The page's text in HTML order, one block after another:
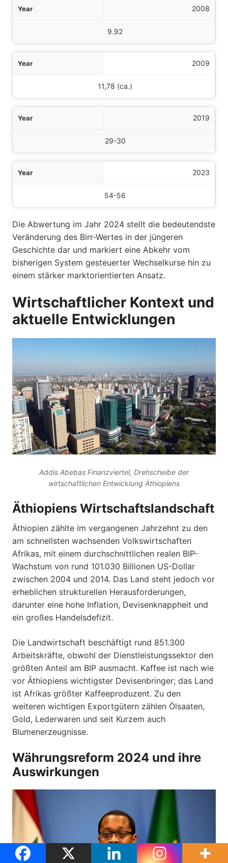
2008
9.92
2009
11,78 (ca.)
2019
29-30
2023
54-56
Die Abwertung im Jahr 2024 stellt die bedeutendste
Veränderung des Birr-Wertes in der jüngeren
Geschichte dar und markiert eine Abkehr vom
bisherigen System gesteuerter Wechselkurse hin zu
einem stärker marktorientierten Ansatz.
Wirtschaftlicher Kontext und
aktuelle Entwicklungen
Addis Abebas Finanzviertel, Drehscheibe der
wirtschaftlichen Entwicklung Äthiopiens
Äthiopiens Wirtschaftslandschaft
Äthiopien zählte im vergangenen Jahrzehnt zu den
am schnellsten wachsenden Volkswirtschaften
Afrikas, mit einem durchschnittlichen realen BIP-
Wachstum von rund 101.030 Billionen US-Dollar
zwischen 2004 und 2014. Das Land steht jedoch vor
erheblichen strukturellen Herausforderungen,
darunter eine hohe Inflation, Devisenknappheit und
ein großes Handelsdefizit.
Die Landwirtschaft beschäftigt rund 851.300
Arbeitskräfte, obwohl der Dienstleistungssektor den
größten Anteil am BIP ausmacht. Kaffee ist nach wie
vor Äthiopiens wichtigster Devisenbringer; das Land
ist Afrikas größter Kaffeeproduzent. Zu den
weiteren wichtigen Exportgütern zählen Ölsaaten,
Gold, Lederwaren und seit Kurzem auch
Blumenerzeugnisse.
Währungsreform 2024 und ihre
Auswirkungen